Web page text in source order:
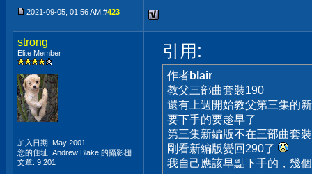
2021-09-05, 01:56 AM #423
strong
Elite Member
加入日期: May 2001
您的住址: Andrew Blake 的攝影棚
文章: 9,201
引用:
作者blair
教父三部曲套裝190
還有上週開始教父第三集的
要下手的要趁早了
第三集新編版不在三部曲套
剛看新編版變回290了
我自己應該早點下手的，幾